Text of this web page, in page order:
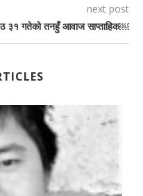
next post
३१ गतेकाे तनहुँ आवाज साप्ताहिक￼